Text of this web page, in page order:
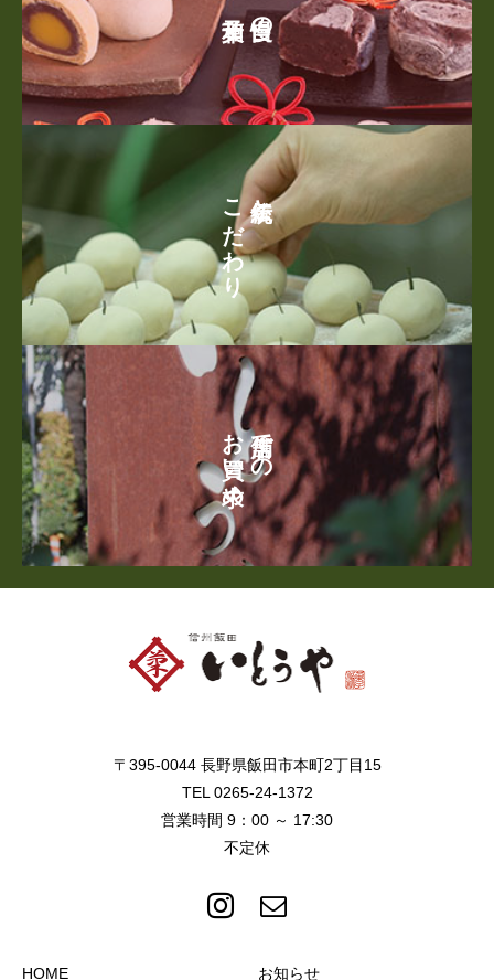
自慢の
伝統と
こだわり
店舗での
お買い求め
〒395-0044 長野県飯田市本町2丁目15
TEL 0265-24-1372
営業時間 9：00 ～ 17:30
不定休
HOME お知らせ